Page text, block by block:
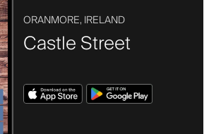
ORANMORE, IRELAND
Castle Street